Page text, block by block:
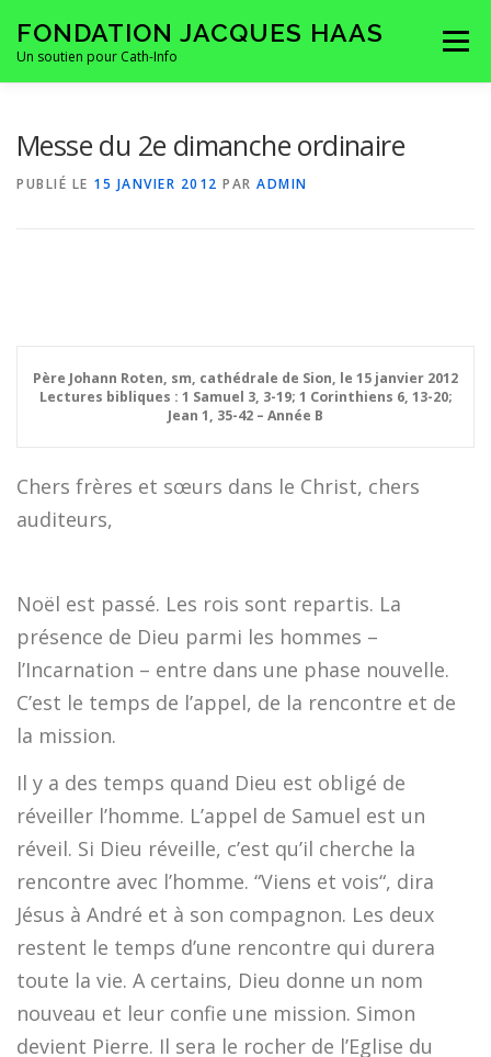
contenu
FONDATION JACQUES HAAS
Un soutien pour Cath-Info
Menu
Messe du 2e dimanche ordinaire
PUBLIÉ LE 15 JANVIER 2012 PAR ADMIN
Père Johann Roten, sm, cathédrale de Sion, le 15 janvier 2012
Lectures bibliques : 1 Samuel 3, 3-19; 1 Corinthiens 6, 13-20;
Jean 1, 35-42 – Année B
Chers frères et sœurs dans le Christ, chers
auditeurs,
Noël est passé. Les rois sont repartis. La
présence de Dieu parmi les hommes –
l’Incarnation – entre dans une phase nouvelle.
C’est le temps de l’appel, de la rencontre et de
la mission.
Il y a des temps quand Dieu est obligé de
réveiller l’homme. L’appel de Samuel est un
réveil. Si Dieu réveille, c’est qu’il cherche la
rencontre avec l’homme. “Viens et vois“, dira
Jésus à André et à son compagnon. Les deux
restent le temps d’une rencontre qui durera
toute la vie. A certains, Dieu donne un nom
nouveau et leur confie une mission. Simon
devient Pierre. Il sera le rocher de l’Eglise du